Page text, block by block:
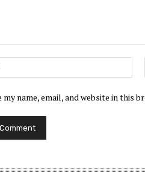
my name, email, and website in this